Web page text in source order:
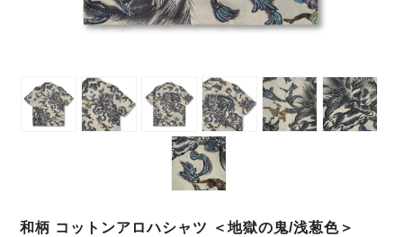
和柄 コットンアロハシャツ ＜地獄の鬼/浅葱色＞